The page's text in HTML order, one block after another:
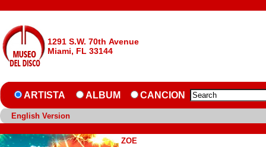
1291 S.W. 70th Avenue
Miami, FL 33144
ARTISTA ALBUM CANCION
English Version
ZOE